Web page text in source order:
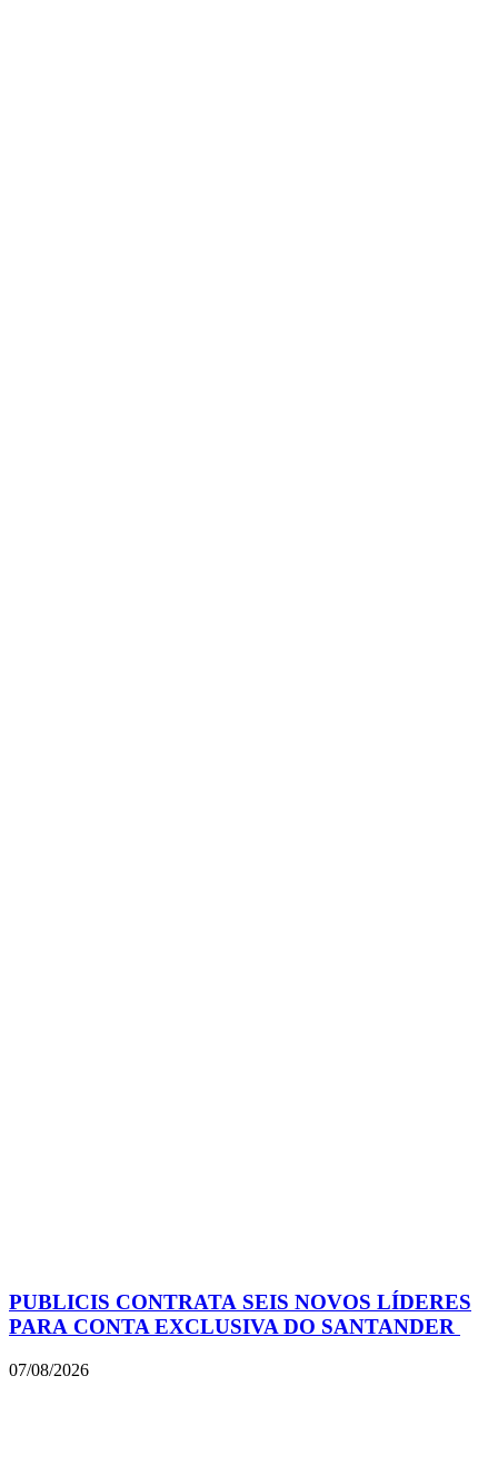
PUBLICIS CONTRATA SEIS NOVOS LÍDERES
PARA CONTA EXCLUSIVA DO SANTANDER
07/08/2026